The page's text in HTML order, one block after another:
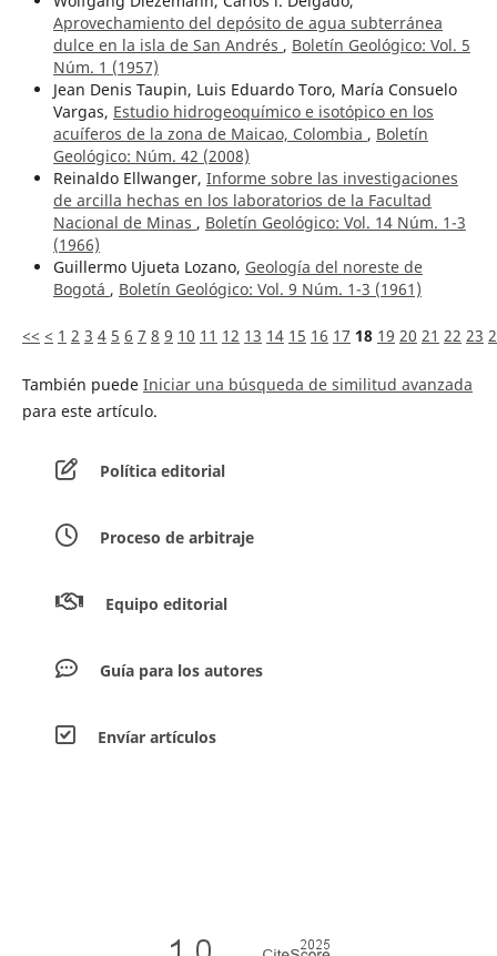
Aprovechamiento del depósito de agua subterránea
dulce en la isla de San Andrés , Boletín Geológico: Vol. 5
Núm. 1 (1957)
Jean Denis Taupin, Luis Eduardo Toro, María Consuelo
Vargas, Estudio hidrogeoquímico e isotópico en los
acuíferos de la zona de Maicao, Colombia , Boletín
Geológico: Núm. 42 (2008)
Reinaldo Ellwanger, Informe sobre las investigaciones
de arcilla hechas en los laboratorios de la Facultad
Nacional de Minas , Boletín Geológico: Vol. 14 Núm. 1-3
(1966)
Guillermo Ujueta Lozano, Geología del noreste de
Bogotá , Boletín Geológico: Vol. 9 Núm. 1-3 (1961)
<< < 1 2 3 4 5 6 7 8 9 10 11 12 13 14 15 16 17 18 19 20 21 22 23
También puede Iniciar una búsqueda de similitud avanzada
para este artículo.
Política editorial
Proceso de arbitraje
Equipo editorial
Guía para los autores
Envíar artículos